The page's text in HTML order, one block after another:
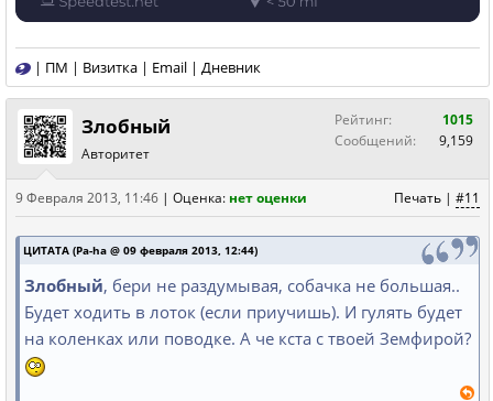
| ПМ | Визитка | Email | Дневник
Злобный
Авторитет
Рейтинг:
1015
Сообщений:
9,159
Печать | #11
9 Февраля 2013, 11:46 | Оценка: нет оценки
ЦИТАТА (Pa-ha @ 09 февраля 2013, 12:44)
Злобный, бери не раздумывая, собачка не большая..
Будет ходить в лоток (если приучишь). И гулять будет
на коленках или поводке. А че кста с твоей Земфирой?